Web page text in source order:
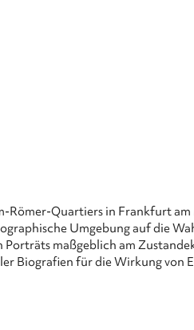
Römer-Quartiers in Frankfurt
Umgebung auf die
Porträts maßgeblich am
Biografien für die Wirkung von